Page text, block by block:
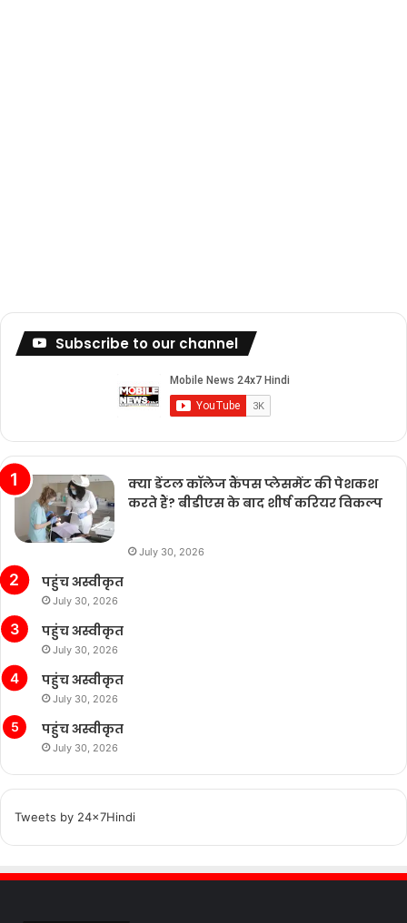
Subscribe to our channel
क्या डेंटल कॉलेज कैंपस प्लेसमेंट की पेशकश
करते हैं? बीडीएस के बाद शीर्ष करियर विकल्प
July 30, 2026
पहुंच अस्वीकृत
July 30, 2026
पहुंच अस्वीकृत
July 30, 2026
पहुंच अस्वीकृत
July 30, 2026
पहुंच अस्वीकृत
July 30, 2026
Tweets by 24x7Hindi